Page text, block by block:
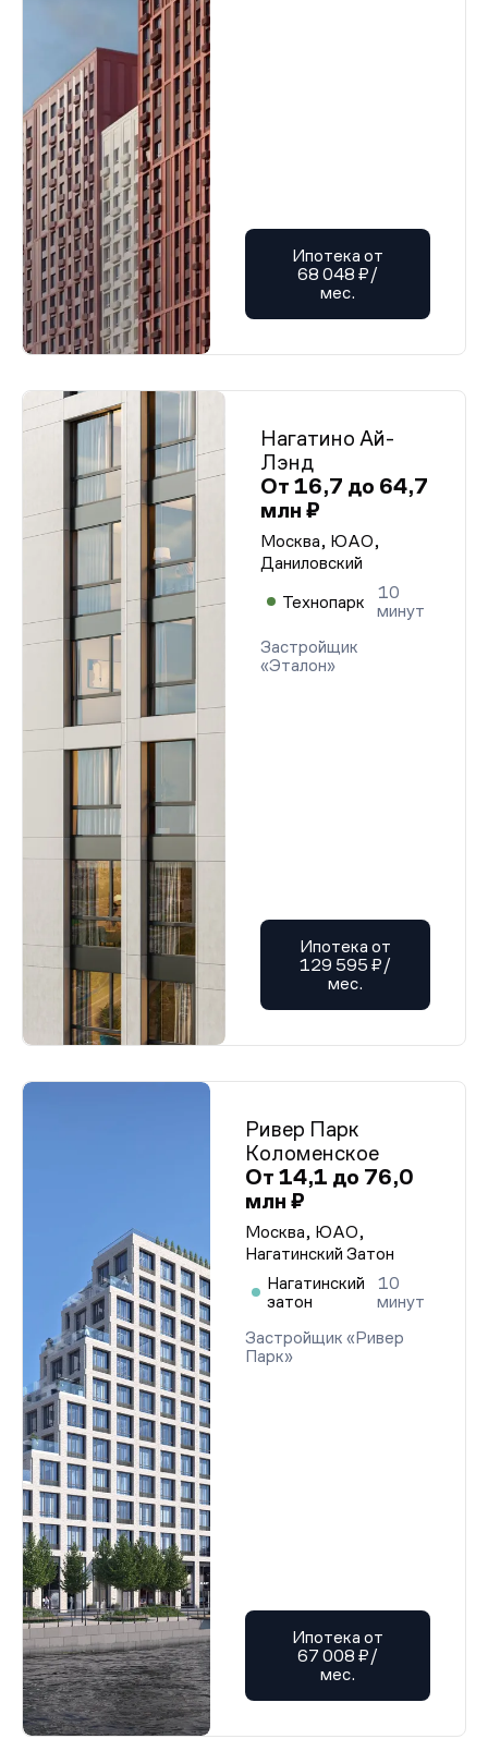
Ипотека от
68 048 ₽/
мес.
Нагатино Ай-
Лэнд
От 16,7 до 64,7
млн ₽
Москва, ЮАО,
Даниловский
Технопарк
10
минут
Застройщик
«Эталон»
Ипотека от
129 595 ₽/
мес.
Ривер Парк
Коломенское
От 14,1 до 76,0
млн ₽
Москва, ЮАО,
Нагатинский Затон
Нагатинский
затон
10
минут
Застройщик «Ривер
Парк»
Ипотека от
67 008 ₽/
мес.